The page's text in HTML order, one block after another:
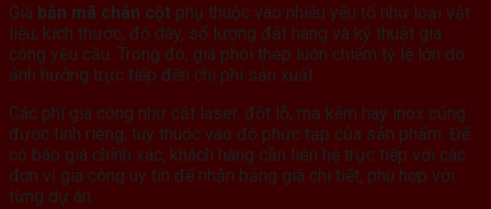
Giá bản mã chân cột phụ thuộc vào nhiều yếu tố như loại vật
liệu, kích thước, độ dày, số lượng đặt hàng và kỹ thuật gia
công yêu cầu. Trong đó, giá phôi thép luôn chiếm tỷ lệ lớn do
ảnh hưởng trực tiếp đến chi phí sản xuất.
Các phí gia công như cắt laser, đột lỗ, mạ kẽm hay inox cũng
được tính riêng, tùy thuộc vào độ phức tạp của sản phẩm. Để
có báo giá chính xác, khách hàng cần liên hệ trực tiếp với các
đơn vị gia công uy tín để nhận bảng giá chi tiết, phù hợp với
từng dự án.